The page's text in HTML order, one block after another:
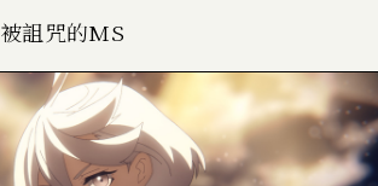
被詛咒的MS